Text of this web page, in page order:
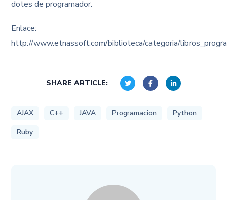
dotes de programador.
Enlace:
http://www.etnassoft.com/biblioteca/categoria/
SHARE ARTICLE:
AJAX C++ JAVA Programacion
Python
Ruby